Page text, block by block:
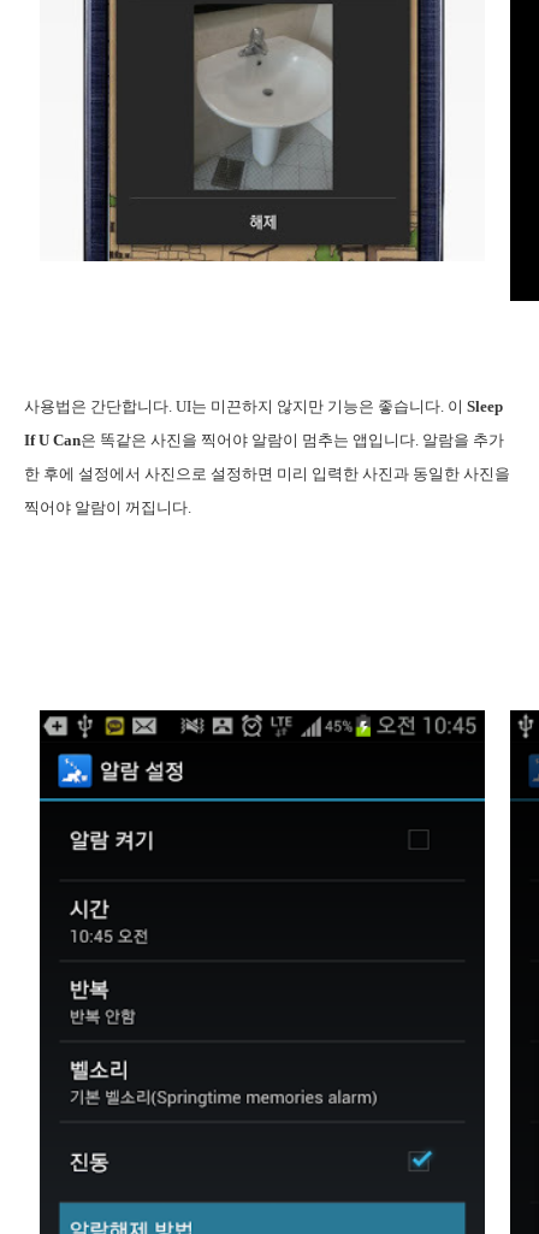
사용법은 간단합니다. UI는 미끈하지 않지만 기능은 좋습니다. 이 Sleep
If U Can은 똑같은 사진을 찍어야 알람이 멈추는 앱입니다. 알람을 추가
한 후에 설정에서 사진으로 설정하면 미리 입력한 사진과 동일한 사진을
찍어야 알람이 꺼집니다.